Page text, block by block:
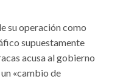
su operación como
supuestamente
acusa al gobierno
«cambio de